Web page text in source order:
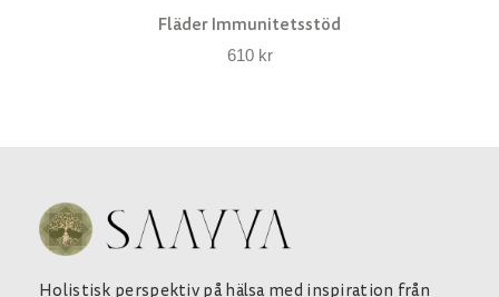
Fläder Immunitetsstöd
610 kr
Holistisk perspektiv på hälsa med inspiration från